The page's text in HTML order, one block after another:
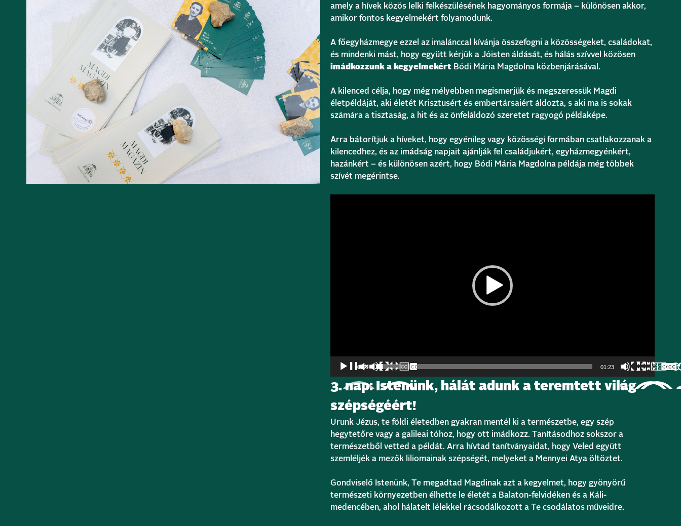
amely a hívek közös lelki felkészülésének hagyományos formája – különösen akkor,
amikor fontos kegyelmekért folyamodunk.
A főegyházmegye ezzel az imalánccal kívánja összefogni a közösségeket, családokat,
és mindenki mást, hogy együtt kérjük a Jóisten áldását, és hálás szívvel közösen
imádkozzunk a kegyelmekért Bódi Mária Magdolna közbenjárásával.
A kilenced célja, hogy még mélyebben megismerjük és megszeressük Magdi
életpéldáját, aki életét Krisztusért és embertársaiért áldozta, s aki ma is sokak
számára a tisztaság, a hit és az önfeláldozó szeretet ragyogó példaképe.
Arra bátorítjuk a híveket, hogy egyénileg vagy közösségi formában csatlakozzanak a
kilencedhez, és az imádság napjait ajánlják fel családjukért, egyházmegyénkért,
hazánkért – és különösen azért, hogy Bódi Mária Magdolna példája még többek
szívét megérintse.
00:00 01:23
3. nap: Istenünk, hálát adunk a teremtett világ
szépségéért!
Urunk Jézus, te földi életedben gyakran mentél ki a természetbe, egy szép
hegytetőre vagy a galileai tóhoz, hogy ott imádkozz. Tanításodhoz sokszor a
természetből vetted a példát. Arra hívtad tanítványaidat, hogy Veled együtt
szemléljék a mezők liliomainak szépségét, melyeket a Mennyei Atya öltöztet.
Gondviselő Istenünk, Te megadtad Magdinak azt a kegyelmet, hogy gyönyörű
természeti környezetben élhette le életét a Balaton-felvidéken és a Káli-
medencében, ahol hálatelt lélekkel rácsodálkozott a Te csodálatos műveidre.